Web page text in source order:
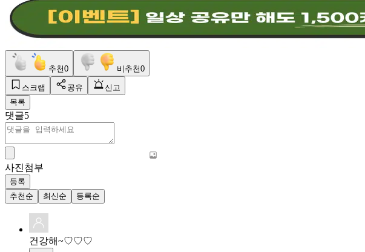
추천0 비추천0
스크랩 공유
신고
목록
댓글5
사진첨부
등록
추천순
최신순 등록순
건강해~♡♡♡